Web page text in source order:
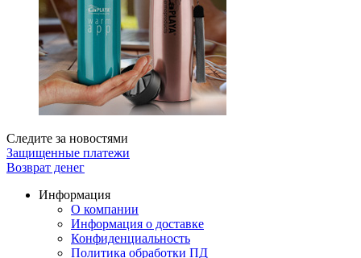
Следите за новостями
Защищенные платежи
Возврат денег
Информация
О компании
Информация о доставке
Конфиденциальность
Политика обработки ПД